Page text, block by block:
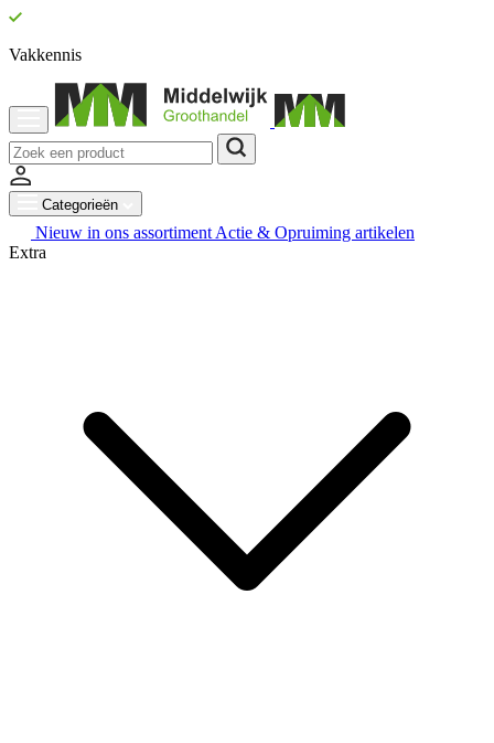
Vakkennis
Categorieën
Nieuw in ons assortiment Actie & Opruiming artikelen
Extra